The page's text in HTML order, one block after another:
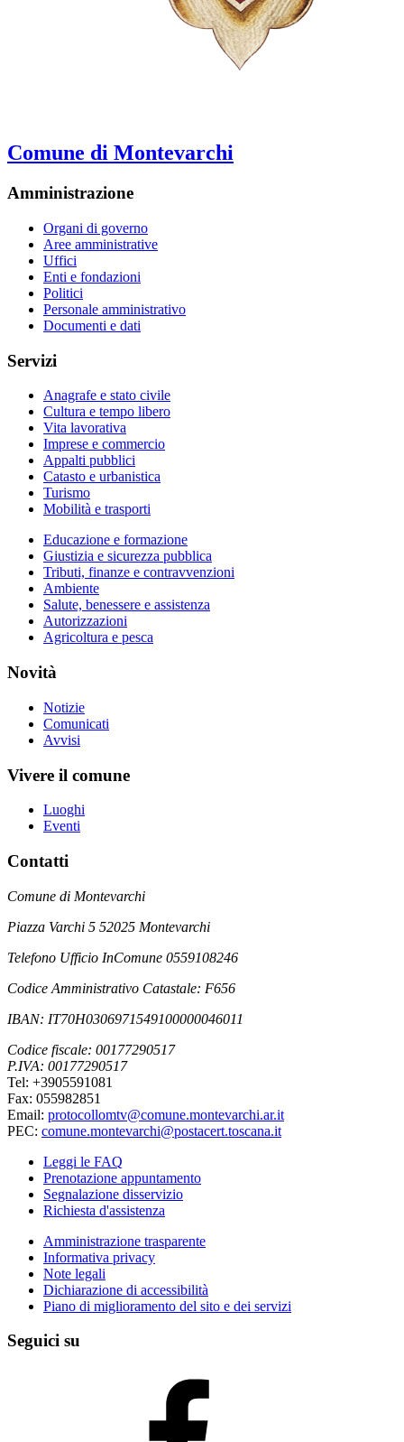
Comune di Montevarchi
Amministrazione
Organi di governo
Aree amministrative
Uffici
Enti e fondazioni
Politici
Personale amministrativo
Documenti e dati
Servizi
Anagrafe e stato civile
Cultura e tempo libero
Vita lavorativa
Imprese e commercio
Appalti pubblici
Catasto e urbanistica
Turismo
Mobilità e trasporti
Educazione e formazione
Giustizia e sicurezza pubblica
Tributi, finanze e contravvenzioni
Ambiente
Salute, benessere e assistenza
Autorizzazioni
Agricoltura e pesca
Novità
Notizie
Comunicati
Avvisi
Vivere il comune
Luoghi
Eventi
Contatti
Comune di Montevarchi
Piazza Varchi 5 52025 Montevarchi
Telefono Ufficio InComune 0559108246
Codice Amministrativo Catastale: F656
IBAN: IT70H0306971549100000046011
Codice fiscale: 00177290517
P.IVA: 00177290517
Tel: +3905591081
Fax: 055982851
Email: protocollomtv@comune.montevarchi.ar.it
PEC: comune.montevarchi@postacert.toscana.it
Leggi le FAQ
Prenotazione appuntamento
Segnalazione disservizio
Richiesta d'assistenza
Amministrazione trasparente
Informativa privacy
Note legali
Dichiarazione di accessibilità
Piano di miglioramento del sito e dei servizi
Seguici su